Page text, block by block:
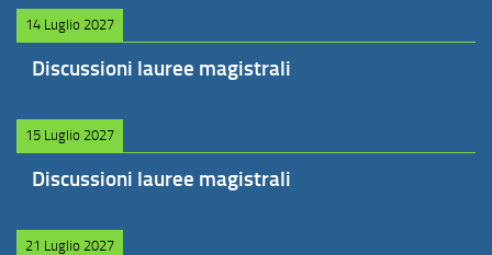
14 Luglio 2027
Discussioni lauree magistrali
15 Luglio 2027
Discussioni lauree magistrali
21 Luglio 2027